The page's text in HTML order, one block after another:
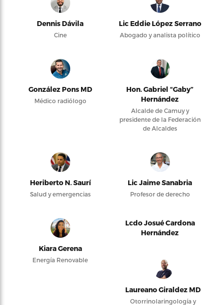
Dennis Dávila
Cine
Lic Eddie López Serrano
Abogado y analista político
González Pons MD
Médico radiólogo
Hon. Gabriel “Gaby”
Hernández
Alcalde de Camuy y
presidente de la Federación
de Alcaldes
Heriberto N. Saurí
Salud y emergencias
Lic Jaime Sanabria
Profesor de derecho
Kiara Gerena
Energía Renovable
Lcdo Josué Cardona
Hernández
Laureano Giraldez MD
Otorrinolaringología y